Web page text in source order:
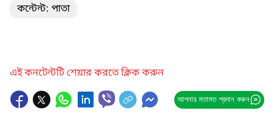
কন্টেন্ট: পাতা
এই কনটেন্টটি শেয়ার করতে ক্লিক করুন
আপনার মতামত প্রদান করুন